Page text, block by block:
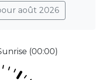
août 2026
(00:00)